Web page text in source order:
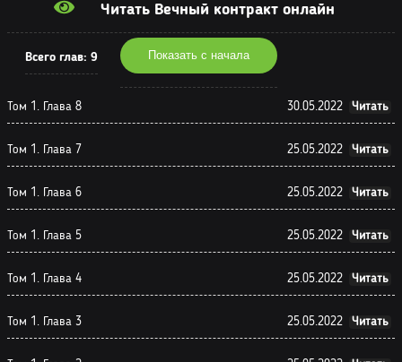
Читать Вечный контракт онлайн
Всего глав: 9 Показать с начала
Том 1. Глава 3 25.05.2022 Читать
Том 1. Глава 4 25.05.2022 Читать
Том 1. Глава 5 25.05.2022 Читать
Том 1. Глава 6 25.05.2022 Читать
Том 1. Глава 7 25.05.2022 Читать
Том 1. Глава 8 30.05.2022 Читать